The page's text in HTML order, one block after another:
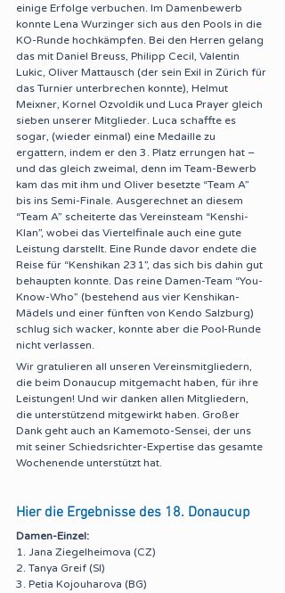
einige Erfolge verbuchen. Im Damenbewerb
konnte Lena Wurzinger sich aus den Pools in die
KO-Runde hochkämpfen. Bei den Herren gelang
das mit Daniel Breuss, Philipp Cecil, Valentin
Lukic, Oliver Mattausch (der sein Exil in Zürich für
das Turnier unterbrechen konnte), Helmut
Meixner, Kornel Ozvoldik und Luca Prayer gleich
sieben unserer Mitglieder. Luca schaffte es
sogar, (wieder einmal) eine Medaille zu
ergattern, indem er den 3. Platz errungen hat –
und das gleich zweimal, denn im Team-Bewerb
kam das mit ihm und Oliver besetzte “Team A”
bis ins Semi-Finale. Ausgerechnet an diesem
“Team A” scheiterte das Vereinsteam “Kenshi-
Klan”, wobei das Viertelfinale auch eine gute
Leistung darstellt. Eine Runde davor endete die
Reise für “Kenshikan 231”, das sich bis dahin gut
behaupten konnte. Das reine Damen-Team “You-
Know-Who” (bestehend aus vier Kenshikan-
Mädels und einer fünften von Kendo Salzburg)
schlug sich wacker, konnte aber die Pool-Runde
nicht verlassen.
Wir gratulieren all unseren Vereinsmitgliedern,
die beim Donaucup mitgemacht haben, für ihre
Leistungen! Und wir danken allen Mitgliedern,
die unterstützend mitgewirkt haben. Großer
Dank geht auch an Kamemoto-Sensei, der uns
mit seiner Schiedsrichter-Expertise das gesamte
Wochenende unterstützt hat.
Hier die Ergebnisse des 18. Donaucup
Damen-Einzel:
1. Jana Ziegelheimova (CZ)
2. Tanya Greif (SI)
3. Petia Kojouharova (BG)